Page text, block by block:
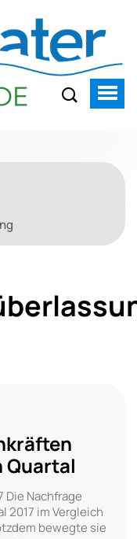
Quartal
Die Nachfrage
2017 im Vergleich
bewegte sie